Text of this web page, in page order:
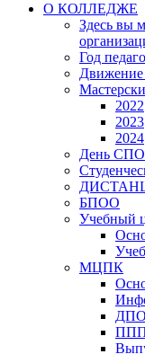
О КОЛЛЕДЖЕ
Здесь вы
Год
2022
2023
2024
День СПО
БПОО
Учебный
МЦПК
ДПО